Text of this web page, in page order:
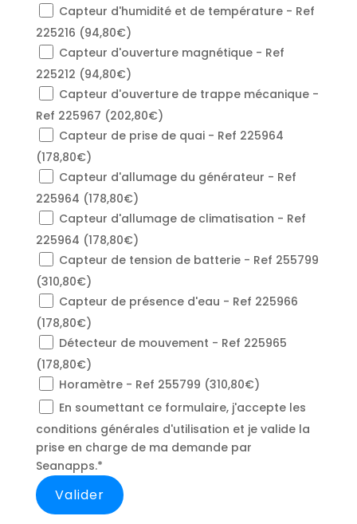
Capteur d'humidité et de température - Ref
225216 (94,80€)
Capteur d'ouverture magnétique - Ref
225212 (94,80€)
Capteur d'ouverture de trappe mécanique -
Ref 225967 (202,80€)
Capteur de prise de quai - Ref 225964
(178,80€)
Capteur d'allumage du générateur - Ref
225964 (178,80€)
Capteur d'allumage de climatisation - Ref
225964 (178,80€)
Capteur de tension de batterie - Ref 255799
(310,80€)
Capteur de présence d'eau - Ref 225966
(178,80€)
Détecteur de mouvement - Ref 225965
(178,80€)
Horamètre - Ref 255799 (310,80€)
En soumettant ce formulaire, j'accepte les
conditions générales d'utilisation et je valide la
prise en charge de ma demande par
Seanapps.*